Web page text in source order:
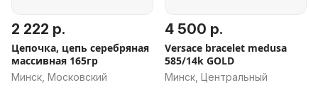
2 222 р.
Цепочка, цепь серебряная
массивная 165гр
Минск, Московский
4 500 р.
Versace bracelet medusa
585/14k GOLD
Минск, Центральный